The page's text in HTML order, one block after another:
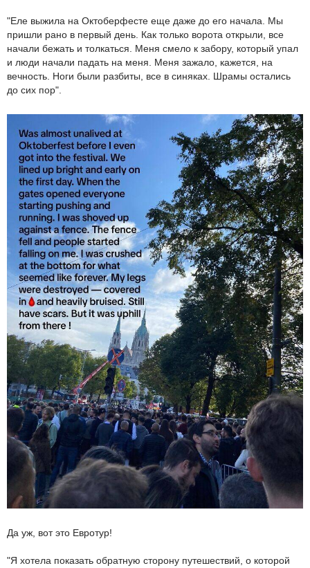
"Еле выжила на Октоберфесте еще даже до его начала. Мы
пришли рано в первый день. Как только ворота открыли, все
начали бежать и толкаться. Меня смело к забору, который упал
и люди начали падать на меня. Меня зажало, кажется, на
вечность. Ноги были разбиты, все в синяках. Шрамы остались
до сих пор".
Да уж, вот это Евротур!
"Я хотела показать обратную сторону путешествий, о которой